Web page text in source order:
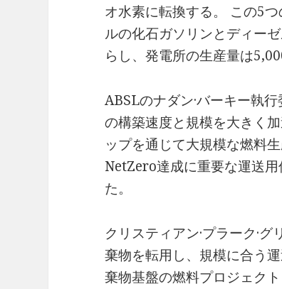
オ水素に転換する。 この5
ルの化石ガソリンとディー
らし、発電所の生産量は
ABSLのナダン·バーキー執
の構築速度と規模を大きく
ップを通じて大規模な燃料
NetZero達成に重要な運送
た。
クリスティアン·プラーク·
棄物を転用し、規模に合う
棄物基盤の燃料プロジェク